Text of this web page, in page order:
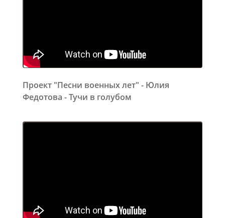
Проект "Песни военных лет" - Юлия
Федотова - Тучи в голубом